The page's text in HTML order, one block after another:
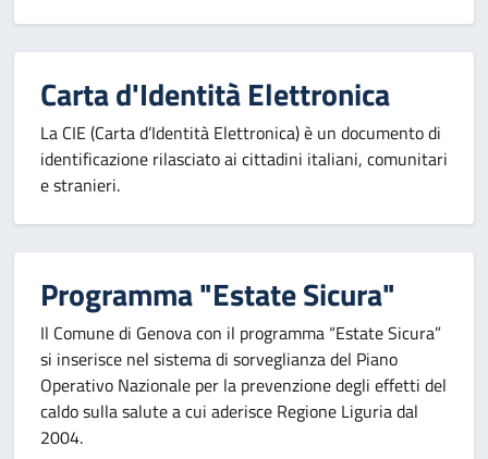
Carta d'Identità Elettronica
La CIE (Carta d’Identità Elettronica) è un documento di
identificazione rilasciato ai cittadini italiani, comunitari
e stranieri.
Programma "Estate Sicura"
Il Comune di Genova con il programma “Estate Sicura”
si inserisce nel sistema di sorveglianza del Piano
Operativo Nazionale per la prevenzione degli effetti del
caldo sulla salute a cui aderisce Regione Liguria dal
2004.